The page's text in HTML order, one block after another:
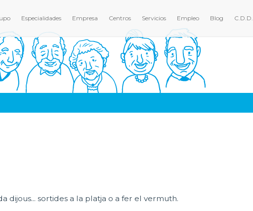
Especialidades Empresa Centros Servicios Empleo Blog C.D.D.
dijous... sortides a la platja o a fer el vermuth.